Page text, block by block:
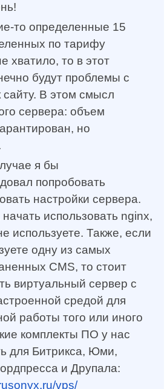
то определенные 15
по тарифу
хватило, то в этот
будут проблемы с
сайту. В этом смысл
сервера: объем
но
я бы
попробовать
настройки сервера.
использовать nginx,
используете. Также, если
одну из самых
CMS, то стоит
виртуальный сервер с
средой для
работы того или иного
комплекты ПО у нас
для Битрикса, Юми,
и Друпала:
vps/